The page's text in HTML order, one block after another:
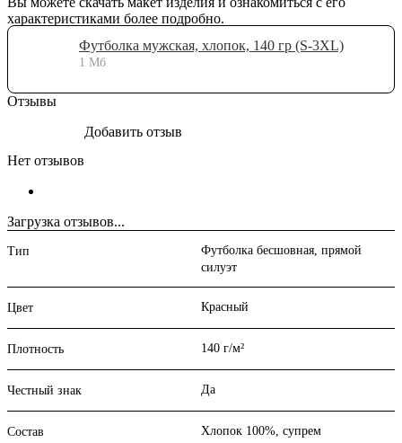
характеристиками более подробно.
Футболка мужская, хлопок, 140 гр (S-3XL)
1 Мб
Отзывы
Загрузка отзывов...
Нет отзывов
Добавить отзыв
Тип
Футболка бесшовная, прямой
силуэт
Цвет Красный
Плотность 140 г/м²
Честный знак Да
Состав Хлопок 100%, супрем